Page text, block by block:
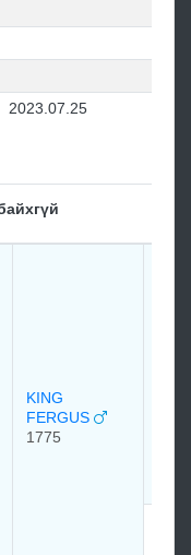
2023.07.25
KING
FERGUS
1775